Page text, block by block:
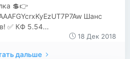
💲👉
Шанс
✅ КФ 5.54...
18 Дек 2018
дальше